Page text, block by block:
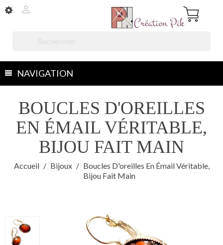


NAVIGATION
BOUCLES D'OREILLES
EN ÉMAIL VÉRITABLE,
BIJOU FAIT MAIN
Accueil Bijoux
Boucles D'oreilles En Émail Véritable,
Bijou Fait Main